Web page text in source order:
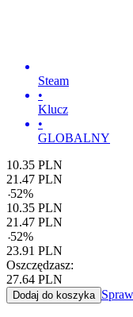
Steam
•
Klucz
•
GLOBALNY
10.35 PLN
21.47 PLN
-52%
10.35 PLN
21.47 PLN
-52%
23.91 PLN
Oszczędzasz:
27.64 PLN
Dodaj do koszyka